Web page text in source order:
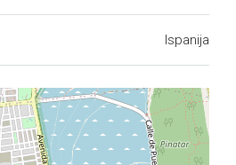
Ispanija